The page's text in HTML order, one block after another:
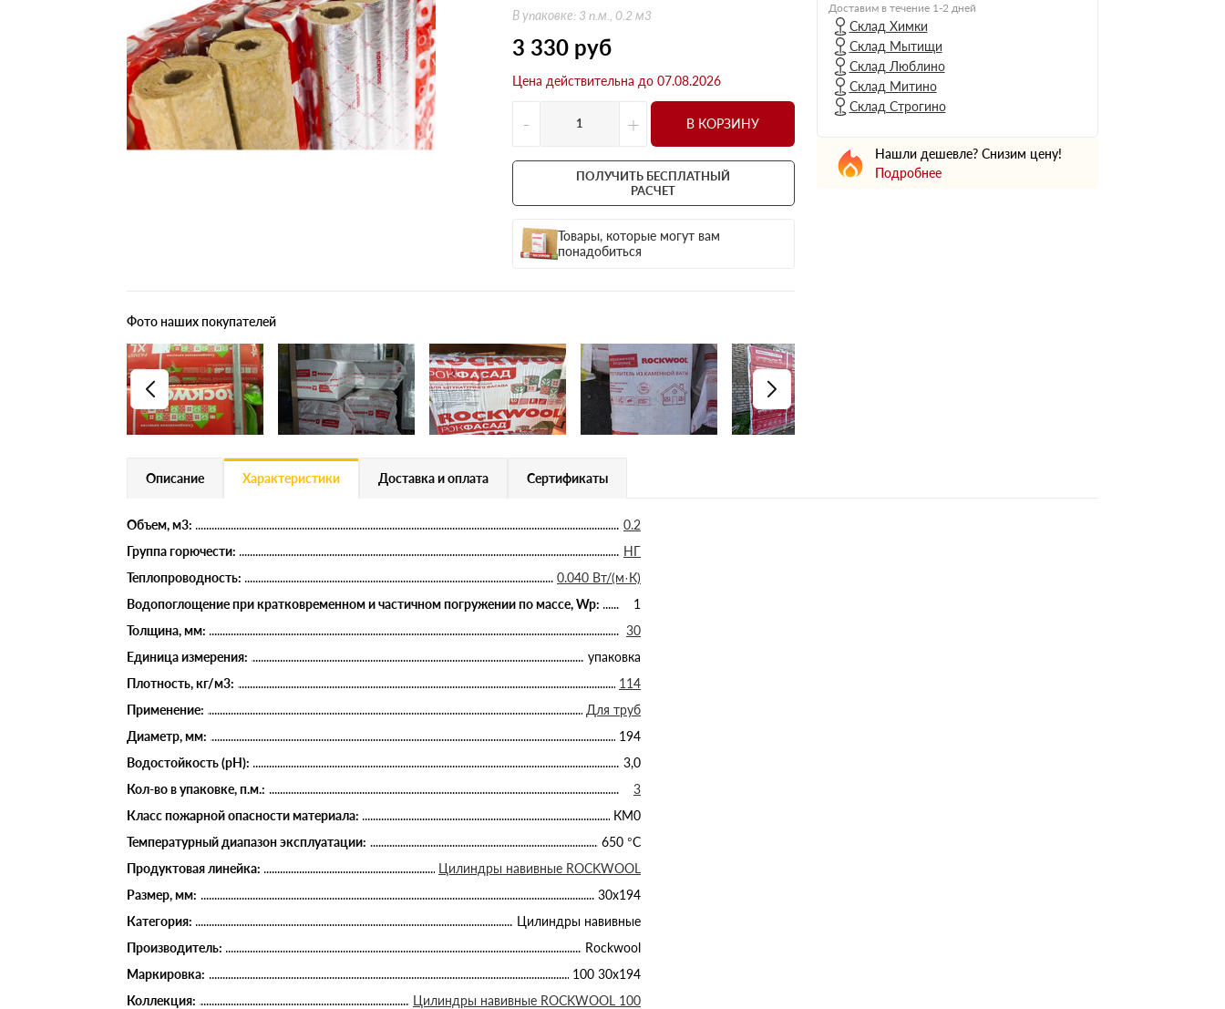
Плитные материалы
Н Оптима
Д Оптима
50 мм
100 мм
Техническая изоляция
Цилиндры навивные
CONLIT SL 150
50 мм
50 мм
100 мм
150 мм
Д Оптима
В Оптима
Д Стандарт
Н Экстра
Для стен
В упаковке: 3 п.м., 0.2 м3
3 330 руб
Цена действительна до 07.08.2026
- + В КОРЗИНУ
ПОЛУЧИТЬ БЕСПЛАТНЫЙ
РАСЧЕТ
Товары, которые могут вам
понадобиться
Доставим в течение 1-2 дней
Склад Химки
Склад Мытищи
Склад Люблино
Склад Митино
Склад Строгино
Нашли дешевле? Снизим цену!
Подробнее
Фото наших покупателей
Описание Характеристики Доставка и оплата Сертификаты
Объем, м3:
0.2
Группа горючести:
НГ
Теплопроводность:
0.040 Вт/(м·К)
Водопоглощение при кратковременном и частичном погружении по массе, Wp:
1
Толщина, мм:
30
Единица измерения:
упаковка
Плотность, кг/м3:
114
Применение:
Для труб
Диаметр, мм:
194
Водостойкость (рН):
3,0
Кол-во в упаковке, п.м.:
3
Класс пожарной опасности материала:
КМ0
Температурный диапазон эксплуатации:
650 °С
Продуктовая линейка:
Цилиндры навивные ROCKWOOL
Размер, мм:
30х194
Категория:
Цилиндры навивные
Производитель:
Rockwool
Маркировка:
100 30х194
Коллекция:
Цилиндры навивные ROCKWOOL 100